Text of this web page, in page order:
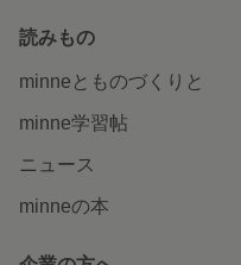
読みもの
minneとものづくりと
minne学習帖
ニュース
minneの本